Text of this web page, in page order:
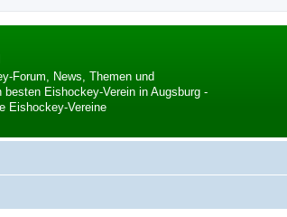
Forum, News, Themen und
besten Eishockey-Verein in Augsburg -
Eishockey-Vereine